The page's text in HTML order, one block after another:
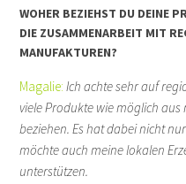
WOHER BEZIEHST DU DEINE
DIE ZUSAMMENARBEIT MIT
MANUFAKTUREN?
Magalie:Ich achte sehr auf
viele Produkte wie möglich
beziehen. Es hat dabei nicht
möchte auch meine lokalen
unterstützen.